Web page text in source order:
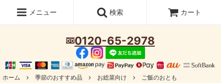
0120-65-2978
メニュー 検索 カート
ホーム 季節のおすすめ品 お総菜向け
ご飯のおとも